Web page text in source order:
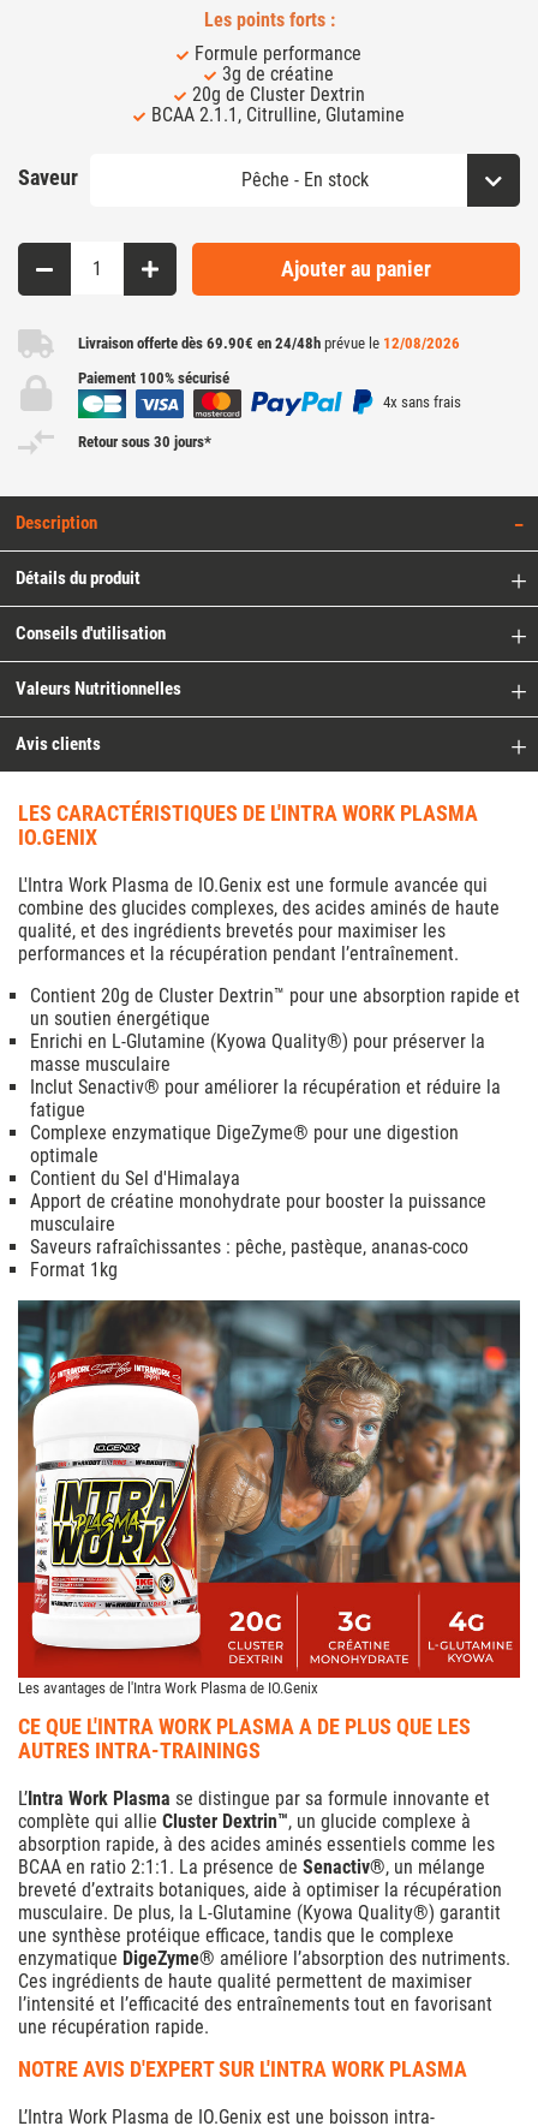
Les points forts :
Formule performance
3g de créatine
20g de Cluster Dextrin
BCAA 2.1.1, Citrulline, Glutamine
Saveur
Ajouter au panier
Livraison offerte dès 69.90€ en 24/48h prévue le 12/08/2026
Paiement 100% sécurisé
4x sans frais
Retour sous 30 jours*
Description
Détails du produit
Conseils d'utilisation
Valeurs Nutritionnelles
Avis clients
LES CARACTÉRISTIQUES DE L'INTRA WORK PLASMA
IO.GENIX
L'Intra Work Plasma de IO.Genix est une formule avancée qui
combine des glucides complexes, des acides aminés de haute
qualité, et des ingrédients brevetés pour maximiser les
performances et la récupération pendant l’entraînement.
Contient 20g de Cluster Dextrin™ pour une absorption rapide et
un soutien énergétique
Enrichi en L-Glutamine (Kyowa Quality®) pour préserver la
masse musculaire
Inclut Senactiv® pour améliorer la récupération et réduire la
fatigue
Complexe enzymatique DigeZyme® pour une digestion
optimale
Contient du Sel d'Himalaya
Apport de créatine monohydrate pour booster la puissance
musculaire
Saveurs rafraîchissantes : pêche, pastèque, ananas-coco
Format 1kg
Les avantages de l'Intra Work Plasma de IO.Genix
CE QUE L'INTRA WORK PLASMA A DE PLUS QUE LES
AUTRES INTRA-TRAININGS
L’Intra Work Plasma se distingue par sa formule innovante et
complète qui allie Cluster Dextrin™, un glucide complexe à
absorption rapide, à des acides aminés essentiels comme les
BCAA en ratio 2:1:1. La présence de Senactiv®, un mélange
breveté d’extraits botaniques, aide à optimiser la récupération
musculaire. De plus, la L-Glutamine (Kyowa Quality®) garantit
une synthèse protéique efficace, tandis que le complexe
enzymatique DigeZyme® améliore l’absorption des nutriments.
Ces ingrédients de haute qualité permettent de maximiser
l’intensité et l’efficacité des entraînements tout en favorisant
une récupération rapide.
NOTRE AVIS D'EXPERT SUR L'INTRA WORK PLASMA
L’Intra Work Plasma de IO.Genix est une boisson intra-